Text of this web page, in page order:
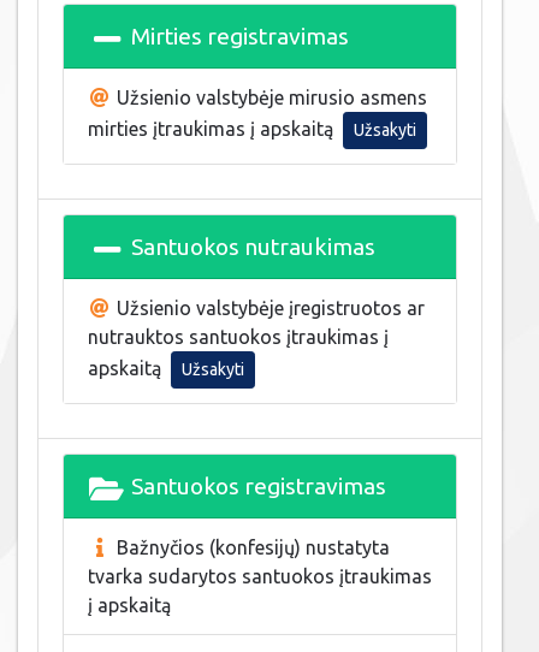
Mirties registravimas
Užsienio valstybėje mirusio asmens
mirties įtraukimas į apskaitą
Užsakyti
Santuokos nutraukimas
Užsienio valstybėje įregistruotos ar
nutrauktos santuokos įtraukimas į
apskaitą
Užsakyti
Santuokos registravimas
Bažnyčios (konfesijų) nustatyta
tvarka sudarytos santuokos įtraukimas
į apskaitą